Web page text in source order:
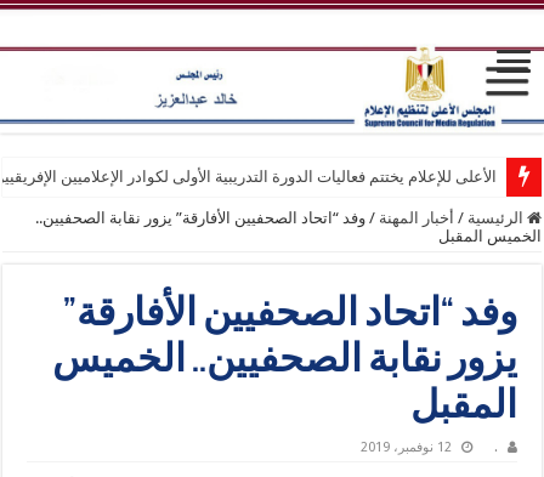
الأعلى للإعلام يختتم فعاليات الدورة التدريبية الأولى لكوادر الإعلاميين
الرئيسية / أخبار المهنة / وفد “اتحاد الصحفيين الأفارقة” يزور نقابة الصحفيين..
الخميس المقبل
وفد “اتحاد الصحفيين الأفارقة”
يزور نقابة الصحفيين.. الخميس
المقبل
. 12 نوفمبر، 2019